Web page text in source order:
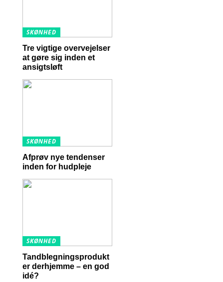
SKØNHED
Tre vigtige overvejelser
at gøre sig inden et
ansigtsløft
SKØNHED
Afprøv nye tendenser
inden for hudpleje
SKØNHED
Tandblegningsprodukt
er derhjemme – en god
idé?